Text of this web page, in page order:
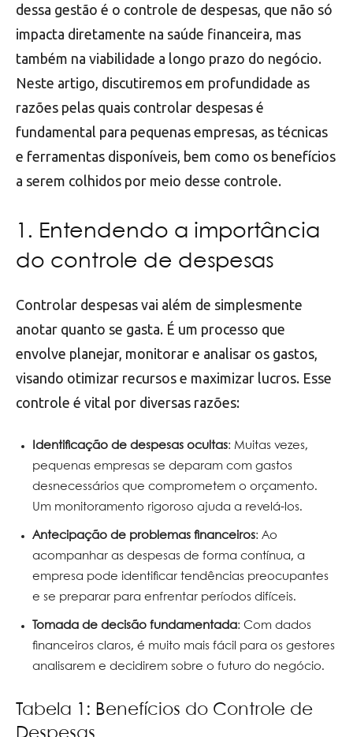
dessa gestão é o controle de despesas, que não só
impacta diretamente na saúde financeira, mas
também na viabilidade a longo prazo do negócio.
Neste artigo, discutiremos em profundidade as
razões pelas quais controlar despesas é
fundamental para pequenas empresas, as técnicas
e ferramentas disponíveis, bem como os benefícios
a serem colhidos por meio desse controle.
1. Entendendo a importância
do controle de despesas
Controlar despesas vai além de simplesmente
anotar quanto se gasta. É um processo que
envolve planejar, monitorar e analisar os gastos,
visando otimizar recursos e maximizar lucros. Esse
controle é vital por diversas razões:
Identificação de despesas ocultas: Muitas vezes,
pequenas empresas se deparam com gastos
desnecessários que comprometem o orçamento.
Um monitoramento rigoroso ajuda a revelá-los.
Antecipação de problemas financeiros: Ao
acompanhar as despesas de forma contínua, a
empresa pode identificar tendências preocupantes
e se preparar para enfrentar períodos difíceis.
Tomada de decisão fundamentada: Com dados
financeiros claros, é muito mais fácil para os gestores
analisarem e decidirem sobre o futuro do negócio.
Tabela 1: Benefícios do Controle de